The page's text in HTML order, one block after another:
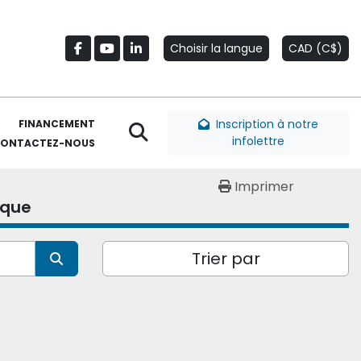
facebook
youtubelinkedinChoisir la langue CAD (C$)
FINANCEMENT
CONTACTEZ-NOUS
RechercherInscription à notre
infolettre
Imprimer
Trier par